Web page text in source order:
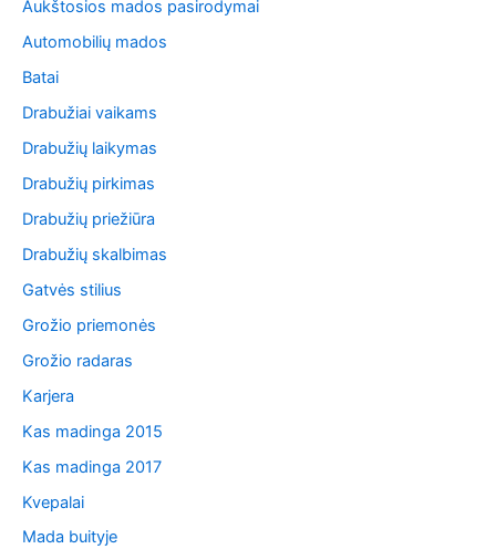
Aukštosios mados pasirodymai
Automobilių mados
Batai
Drabužiai vaikams
Drabužių laikymas
Drabužių pirkimas
Drabužių priežiūra
Drabužių skalbimas
Gatvės stilius
Grožio priemonės
Grožio radaras
Karjera
Kas madinga 2015
Kas madinga 2017
Kvepalai
Mada buityje